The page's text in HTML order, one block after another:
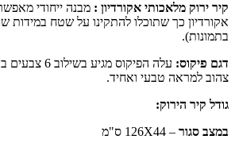
קיר ירוק מלאכותי אקורדיון : מבנה ייחודי
אקורדיון כך שתוכלו להתקינו על שטח במידות
בתמונות).
דגם פיקוס:
עלה הפיקוס
צהוב למראה טבעי ואחיד.
גודל קיר הירוק:
במצב סגור – 126X44 ס"מ